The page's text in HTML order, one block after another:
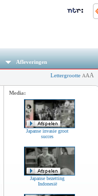
Afleveringen
Lettergrootte AAA
Media:
Japanse invasie groot
succes
Japanse bezetting
Indonesië